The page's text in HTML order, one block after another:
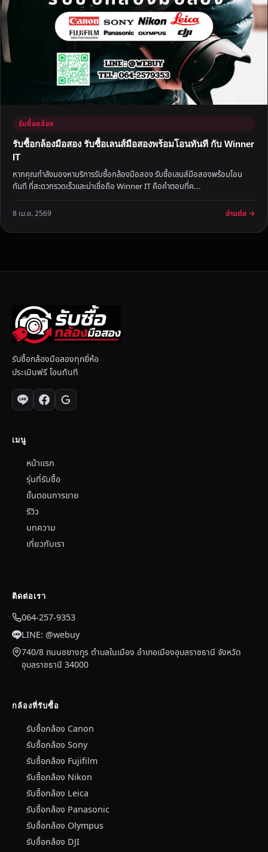
รับซื้อกล้อง
รับซื้อกล้องมือสอง รับซื้อเลนส์มือสองพร้อมโอนทันที กับ Winner
IT
หากคุณกำลังมองหาบริการรับซื้อกล้องมือสอง รับซื้อเลนส์มือสองพร้อมโอน
ทันที ที่สะดวกรวดเร็วและน่าเชื่อถือ Winner IT คือคำตอบที่ค...
8 เม.ย. 2569 อ่านต่อ →
รับซื้อกล้องมือสองทุกยี่ห้อ
ประเมินฟรี โอนทันที
เมนู
หน้าแรก
รุ่นที่รับซื้อ
ขั้นตอนการขาย
รีวิว
บทความ
เกี่ยวกับเรา
ติดต่อเรา
064-257-9353
LINE: @webuy
740/8 ถนนชยางกูร ตำบลในเมือง อำเภอเมืองอุบลราชธานี จังหวัด
อุบลราชธานี 34000
กล้องที่รับซื้อ
รับซื้อกล้อง Canon
รับซื้อกล้อง Sony
รับซื้อกล้อง Fujifilm
รับซื้อกล้อง Nikon
รับซื้อกล้อง Leica
รับซื้อกล้อง Panasonic
รับซื้อกล้อง Olympus
รับซื้อกล้อง DJI